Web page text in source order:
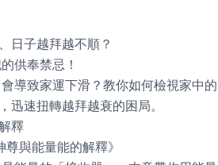
日子越拜越不順？
供奉禁忌！
導致家運下滑？教你如何檢視家中的
速扭轉越拜越衰的困局。
釋
與能量能的解釋》